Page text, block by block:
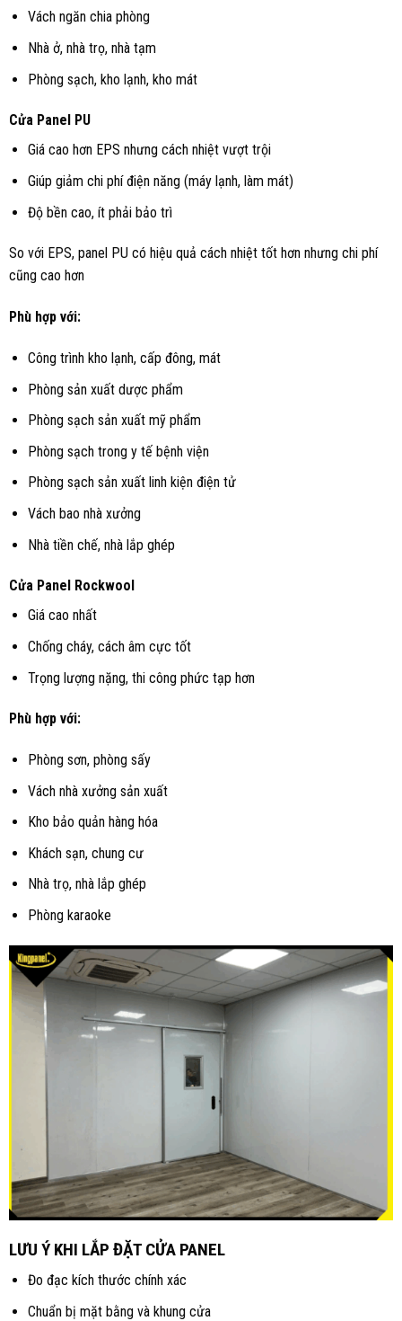
Vách ngăn chia phòng
Nhà ở, nhà trọ, nhà tạm
Phòng sạch, kho lạnh, kho mát
Cửa Panel PU
Giá cao hơn EPS nhưng cách nhiệt vượt trội
Giúp giảm chi phí điện năng (máy lạnh, làm mát)
Độ bền cao, ít phải bảo trì
So với EPS, panel PU có hiệu quả cách nhiệt tốt hơn nhưng chi phí
cũng cao hơn
Phù hợp với:
Công trình kho lạnh, cấp đông, mát
Phòng sản xuất dược phẩm
Phòng sạch sản xuất mỹ phẩm
Phòng sạch trong y tế bệnh viện
Phòng sạch sản xuất linh kiện điện tử
Vách bao nhà xưởng
Nhà tiền chế, nhà lắp ghép
Cửa Panel Rockwool
Giá cao nhất
Chống cháy, cách âm cực tốt
Trọng lượng nặng, thi công phức tạp hơn
Phù hợp với:
Phòng sơn, phòng sấy
Vách nhà xưởng sản xuất
Kho bảo quản hàng hóa
Khách sạn, chung cư
Nhà trọ, nhà lắp ghép
Phòng karaoke
LƯU Ý KHI LẮP ĐẶT CỬA PANEL
Đo đạc kích thước chính xác
Chuẩn bị mặt bằng và khung cửa